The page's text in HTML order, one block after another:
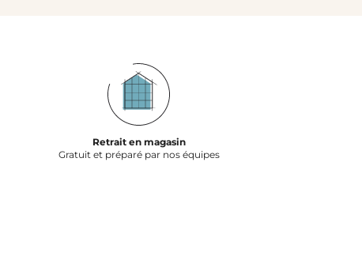
Retrait en magasin
Gratuit et préparé par nos équipes